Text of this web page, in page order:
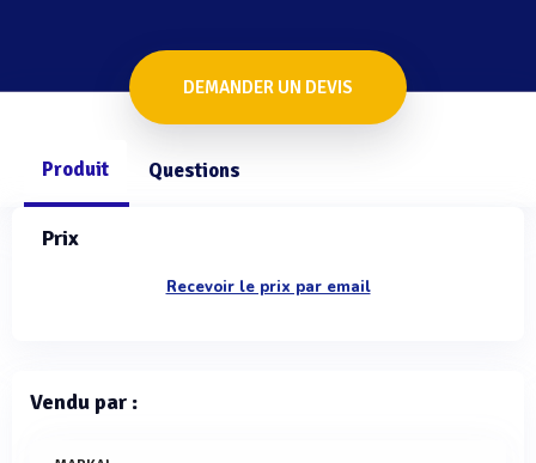
DEMANDER UN DEVIS
Produit Questions
Prix
Recevoir le prix par email
Vendu par :